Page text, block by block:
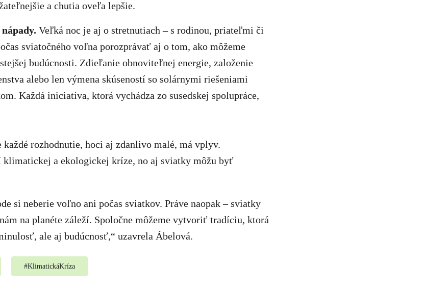
a chutia oveľa lepšie.
Veľká noc je aj o stretnutiach – s rodinou, priateľmi či
sviatočného voľna porozprávať aj o tom, ako môžeme
budúcnosti. Zdieľanie obnoviteľnej energie, založenie
alebo len výmena skúseností so solárnymi riešeniami
Každá iniciatíva, ktorá vychádza zo susedskej spolupráce,
každé rozhodnutie, hoci aj zdanlivo malé, má vplyv.
klimatickej a ekologickej kríze, no aj sviatky môžu byť
si neberie voľno ani počas sviatkov. Práve naopak – sviatky
na planéte záleží. Spoločne môžeme vytvoriť tradíciu, ktorá
ale aj budúcnosť,“ uzavrela Ábelová.
#KlimatickáKríza